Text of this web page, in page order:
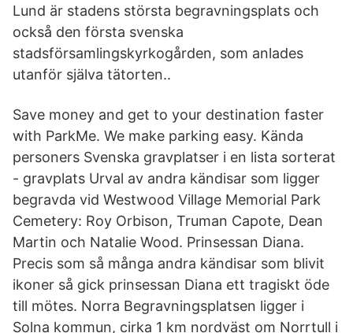
Lund är stadens största begravningsplats och
också den första svenska
stadsförsamlingskyrkogården, som anlades
utanför själva tätorten..
Save money and get to your destination faster
with ParkMe. We make parking easy. Kända
personers Svenska gravplatser i en lista sorterat
- gravplats Urval av andra kändisar som ligger
begravda vid Westwood Village Memorial Park
Cemetery: Roy Orbison, Truman Capote, Dean
Martin och Natalie Wood. Prinsessan Diana.
Precis som så många andra kändisar som blivit
ikoner så gick prinsessan Diana ett tragiskt öde
till mötes. Norra Begravningsplatsen ligger i
Solna kommun, cirka 1 km nordväst om Norrtull i